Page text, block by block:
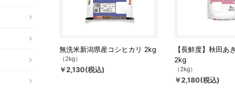
無洗米新潟県産コシヒカリ 2kg
（2kg）
￥2,130(税込)
【長鮮度】秋田あ
2kg
（2kg）
￥2,180(税込)